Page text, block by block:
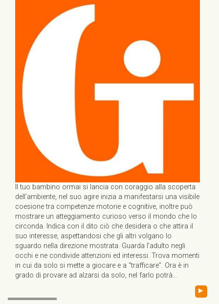
Il tuo bambino ormai si lancia con coraggio alla scoperta
dell’ambiente, nel suo agire inizia a manifestarsi una visibile
coesione tra competenze motorie e cognitive, inoltre può
mostrare un atteggiamento curioso verso il mondo che lo
circonda. Indica con il dito ciò che desidera o che attira il
suo interesse, aspettandosi che gli altri volgano lo
sguardo nella direzione mostrata. Guarda l’adulto negli
occhi e ne condivide attenzioni ed interessi. Trova momenti
in cui da solo si mette a giocare e a “trafficare”. Ora è in
grado di provare ad alzarsi da solo, nel farlo potrà...
▸